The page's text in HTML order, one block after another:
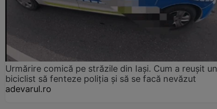
Urmărire comică pe străzile din Iași. Cum a reușit un
biciclist să fenteze poliția și să se facă nevăzut
adevarul.ro